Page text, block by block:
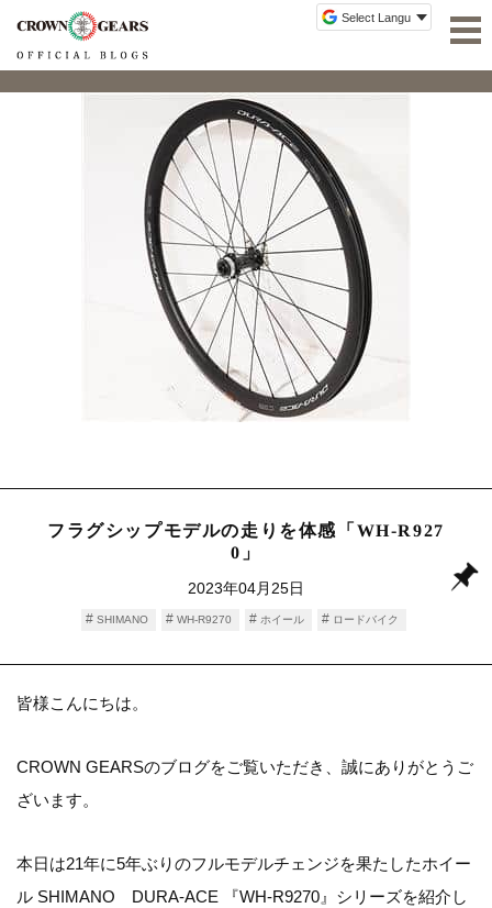
フラグシップモデルの走りを体感「WH-R927
0」
2023年04月25日
SHIMANO WH-R9270 ホイール ロードバイク
皆様こんにちは。
CROWN GEARSのブログをご覧いただき、誠にありがとうご
ざいます。
本日は21年に5年ぶりのフルモデルチェンジを果たしたホイー
ル SHIMANO DURA-ACE 『WH-R9270』シリーズを紹介し